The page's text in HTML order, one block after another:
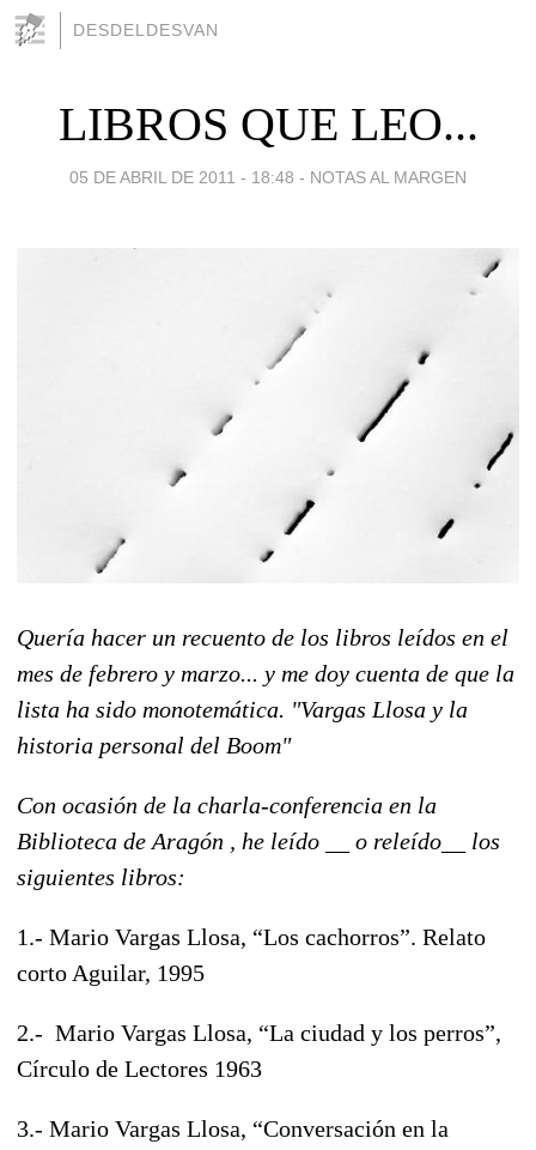
DESDELDESVAN
LIBROS QUE LEO...
05 DE ABRIL DE 2011 - 18:48 - NOTAS AL MARGEN
Quería hacer un recuento de los libros leídos en el
mes de febrero y marzo... y me doy cuenta de que la
lista ha sido monotemática. "Vargas Llosa y la
historia personal del Boom"
Con ocasión de la charla-conferencia en la
Biblioteca de Aragón , he leído __ o releído__ los
siguientes libros:
1.- Mario Vargas Llosa, “Los cachorros”. Relato
corto Aguilar, 1995
2.- Mario Vargas Llosa, “La ciudad y los perros”,
Círculo de Lectores 1963
3.- Mario Vargas Llosa, “Conversación en la